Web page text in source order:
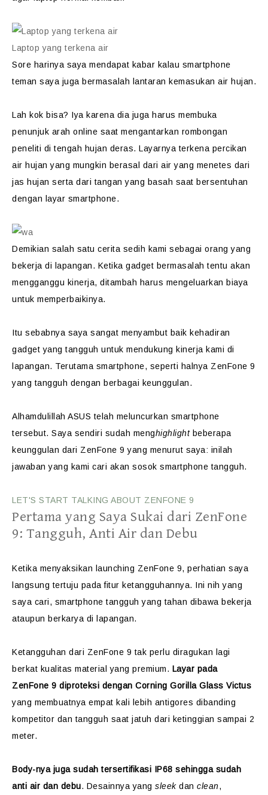
Laptop yang terkena air
Sore harinya saya mendapat kabar kalau smartphone
teman saya juga bermasalah lantaran kemasukan air hujan.
Lah kok bisa? Iya karena dia juga harus membuka
penunjuk arah online saat mengantarkan rombongan
peneliti di tengah hujan deras. Layarnya terkena percikan
air hujan yang mungkin berasal dari air yang menetes dari
jas hujan serta dari tangan yang basah saat bersentuhan
dengan layar smartphone.
Demikian salah satu cerita sedih kami sebagai orang yang
bekerja di lapangan. Ketika gadget bermasalah tentu akan
mengganggu kinerja, ditambah harus mengeluarkan biaya
untuk memperbaikinya.
Itu sebabnya saya sangat menyambut baik kehadiran
gadget yang tangguh untuk mendukung kinerja kami di
lapangan. Terutama smartphone, seperti halnya ZenFone 9
yang tangguh dengan berbagai keunggulan.
Alhamdulillah ASUS telah meluncurkan smartphone
tersebut. Saya sendiri sudah menghighlightbeberapa
keunggulan dari ZenFone 9 yang menurut saya: inilah
jawaban yang kami cari akan sosok smartphone tangguh.
LET'S START TALKING ABOUT ZENFONE 9
Pertama yang Saya Sukai dari ZenFone
9: Tangguh, Anti Air dan Debu
Ketika menyaksikan launching ZenFone 9, perhatian saya
langsung tertuju pada fitur ketangguhannya. Ini nih yang
saya cari, smartphone tangguh yang tahan dibawa bekerja
ataupun berkarya di lapangan.
Ketangguhan dari ZenFone 9 tak perlu diragukan lagi
berkat kualitas material yang premium. Layar pada
ZenFone 9 diproteksi dengan Corning Gorilla Glass Victus
yang membuatnya empat kali lebih antigores dibanding
kompetitor dan tangguh saat jatuh dari ketinggian sampai 2
meter.
Body-nya juga sudah tersertifikasi IP68 sehingga sudah
anti air dan debu. Desainnya yang sleek dan clean,